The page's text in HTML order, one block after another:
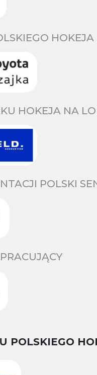
HOKEJA
HOKEJA NA
POLSKI
POLSKIEGO